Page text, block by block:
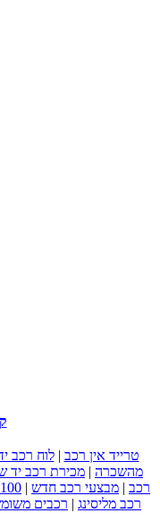
טרייד אין רכב |לוח רכב
מהשכרה | מכירת רכב יד
רכב | מבצעי רכב חדש | 100 אחוז מימון
רכב מליסינג | רכבים